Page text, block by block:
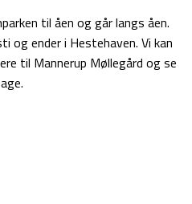
til åen og går langs åen.
og ender i Hestehaven. Vi kan
til Mannerup Møllegård og se